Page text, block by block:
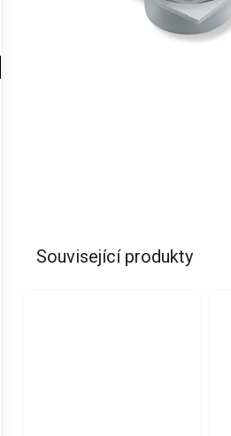
Související produkty